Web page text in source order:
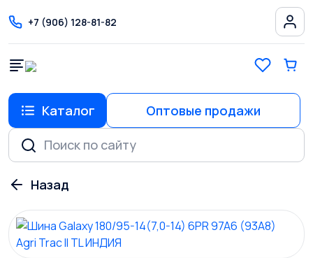
+7 (906) 128-81-82
Каталог Оптовые продажи